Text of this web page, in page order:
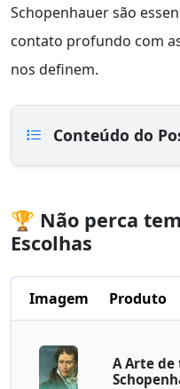
Schopenhauer são
contato profundo com
nos definem.
Conteúdo do
🏆 Não perca
Escolhas
Imagem Produto
A Arte de